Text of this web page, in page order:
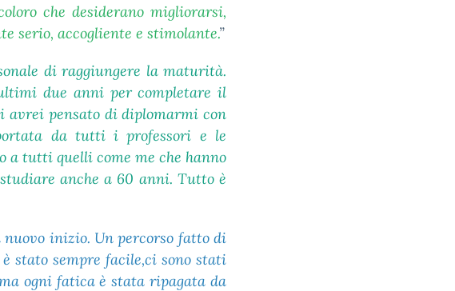
che desiderano migliorarsi,
serio, accogliente e stimolante.”
di raggiungere la maturità.
due anni per completare il
avrei pensato di diplomarmi con
da tutti i professori e le
a tutti quelli come me che hanno
anche a 60 anni. Tutto è
inizio. Un percorso fatto di
stato sempre facile,ci sono stati
ogni fatica è stata ripagata da